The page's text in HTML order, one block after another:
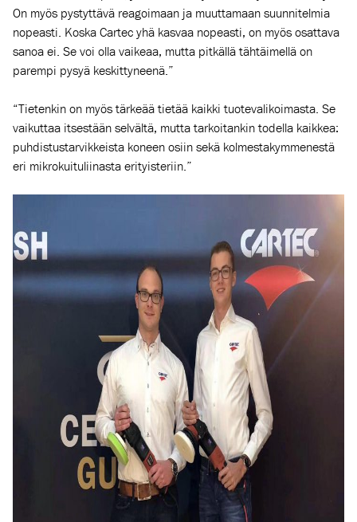
On myös pystyttävä reagoimaan ja muuttamaan suunnitelmia
nopeasti. Koska Cartec yhä kasvaa nopeasti, on myös osattava
sanoa ei. Se voi olla vaikeaa, mutta pitkällä tähtäimellä on
parempi pysyä keskittyneenä.”
“Tietenkin on myös tärkeää tietää kaikki tuotevalikoimasta. Se
vaikuttaa itsestään selvältä, mutta tarkoitankin todella kaikkea:
puhdistustarvikkeista koneen osiin sekä kolmestakymmenestä
eri mikrokuituliinasta erityisteriin.”